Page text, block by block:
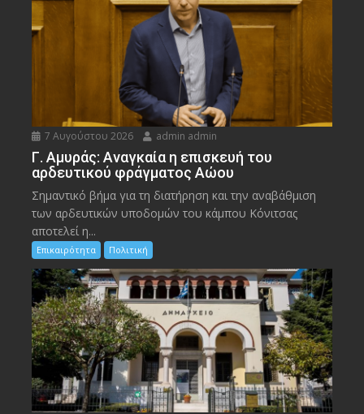
7 Αυγούστου 2026 admin admin
Γ. Αμυράς: Αναγκαία η επισκευή του
αρδευτικού φράγματος Αώου
Σημαντικό βήμα για τη διατήρηση και την αναβάθμιση
των αρδευτικών υποδομών του κάμπου Κόνιτσας
αποτελεί η...
Επικαιρότητα Πολιτική